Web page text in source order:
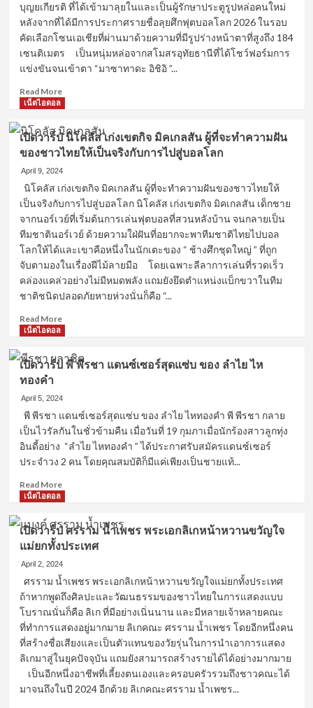
พรม
อีก
หนึ่ง
ซ์
เซอร์
ดัง
จาก
ของ
ลำไย
ไห
ทองคำ
บุญยเกียรติ ที่ได้เข้ามาลุยในและเป็นผู้รักษาประตูรูปหล่อคนใหม่
หลังจากที่ได้มีการประกาศรายชื่อลุยศึกฟุตบอลโลก 2026 ในรอบ
คัดเลือกโซนเอเชียที่ผ่านมาด้วยความที่มีรูปร่างหน้าตาที่สูงถึง 184
เซนติเมตร เป็นหนุ่มหล่อจากสโมสรอุทัยธานีที่ได้โชว์ฟอร์มการ
แข่งขันจนเข้าตา “มาซาทาดะ อิชิอิ ”...
Read MoreRead
เปิด
วาร์
ป
ตี๋
บุญ
เกียรติ
ทำความ
รู้จัก
กับ
ผู้
รักษา
คน
ใหม่
ชาติ
ไทย
มี
หล่อ
เฉิด
ฉาย
ไม่
เน็ตไอดอล
เปิดวาร์ป นิโคลัส เก่งเขตกิจ มิคเกลสัน ผู้ที่จะทำความฝัน
ของชาวไทยให้เป็นจริงกับการไปสู่บอลโลก
April 9, 2024
นิโคลัส เก่งเขตกิจ มิคเกลสัน ผู้ที่จะทำความฝันของชาวไทยให้
เป็นจริงกับการไปสู่บอลโลก นิโคลัส เก่งเขตกิจ มิคเกลสัน เด็กชาย
จากนอร์เวย์ที่เริ่มต้นการเล่นฟุตบอลที่สวนหลังบ้าน จนกลายเป็น
ทีมชาตินอร์เวย์ ด้วยความใฝ่ฝันที่อยากจะพาทีมชาติไทยไปบอล
โลกให้ได้และเขาคือหนึ่งในนักเตะของ “ ช้างศึกชุดใหญ่ ” ที่ถูก
จับตามองในเรื่องฝีไม้ลายมือ โดยเฉพาะลีลาการเล่นที่รวดเร็ว
คล่องแคล่วอย่างไม่มีหมดพลัง แถมยังยึดตำแหน่งแบ็กขวาในทีม
ชาติชนิดปลอดภัยหายห่วงนั่นก็คือ “...
Read MoreRead
เปิด
วาร์
นิ
เก่ง
เขต
กิจ
เก
ลสัน
ที่
จะ
ฝัน
ของ
ชาว
ไทย
ให้
เป็น
จริง
กับ
การ
ไป
เน็ตไอดอล
เปิดวาร์ป พี พีรชา แดนซ์เซอร์สุดแซ่บ ของ ลำไย ไห
ทองคำ
April 5, 2024
พี พีรชา แดนซ์เซอร์สุดแซ่บ ของ ลำไย ไหทองคำ พี พีรชา กลาย
เป็นไวรัลกันในชั่วข้ามคืน เมื่อวันที่ 19 กุมภาเมื่อนักร้องสาวลูกทุ่ง
อินดี้อย่าง “ลำไย ไหทองคำ ” ได้ประกาศรับสมัครแดนซ์เซอร์
ประจำวง 2 คน โดยคุณสมบัติก็มีแค่เพียงเป็นชายแท้...
Read MoreRead
เปิด
วาร์
ป
พี
พีร
แดน
ซ์
เซอร์
สุด
แซ่บ
ของ
ลำไย
ไห
เน็ตไอดอล
เปิดวาร์ป ศรราม น้ำเพชร พระเอกลิเกหน้าหวานขวัญใจ
แม่ยกทั้งประเทศ
April 2, 2024
ศรราม น้ำเพชร พระเอกลิเกหน้าหวานขวัญใจแม่ยกทั้งประเทศ
ถ้าหากพูดถึงศิลปะและวัฒนธรรมของชาวไทยในการแสดงแบบ
โบราณนั่นก็คือ ลิเก ที่มีอย่างเนิ่นนาน และมีหลายเจ้าหลายคณะ
ที่ทำการแสดงอยู่มากมาย ลิเกคณะ ศรราม น้ำเพชร โดยอีกหนึ่งคน
ที่สร้างชื่อเสียงและเป็นตัวแทนของวัยรุ่นในการนำเอาการแสดง
ลิเกมาสู่ในยุคปัจจุบัน แถมยังสามารถสร้างรายได้ได้อย่างมากมาย
เป็นอีกหนึ่งอาชีพที่เลี้ยงตนเองและครอบครัวรวมถึงชาวคณะได้
มาจนถึงในปี 2024 อีกด้วย ลิเกคณะศรราม น้ำเพชร...